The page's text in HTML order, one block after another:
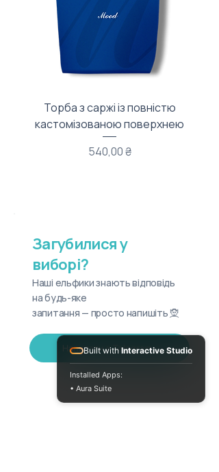
Торба з саржі із повністю
кастомізованою поверхнею
Ціна
540,00 ₴
Загубилися у
виборі?
Наші ельфики знають відповідь
на будь-яке
запитання — просто напишіть 🧝
Написати в Telegram
Built with Interactive Studio
Installed Apps:
• Aura Suite